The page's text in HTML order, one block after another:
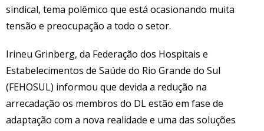
sindical, tema polêmico que está ocasionando muita
tensão e preocupação a todo o setor.
Irineu Grinberg, da Federação dos Hospitais e
Estabelecimentos de Saúde do Rio Grande do Sul
(FEHOSUL) informou que devida a redução na
arrecadação os membros do DL estão em fase de
adaptação com a nova realidade e uma das soluções